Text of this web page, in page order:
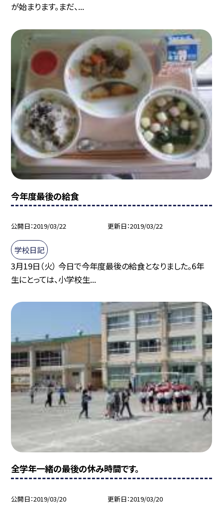
が始まります。まだ、...
今年度最後の給食
公開日 2019/03/22 更新日 2019/03/22
学校日記
3月19日（火） 今日で今年度最後の給食となりました。6年
生にとっては、小学校生...
全学年一緒の最後の休み時間です。
公開日 2019/03/20 更新日 2019/03/20